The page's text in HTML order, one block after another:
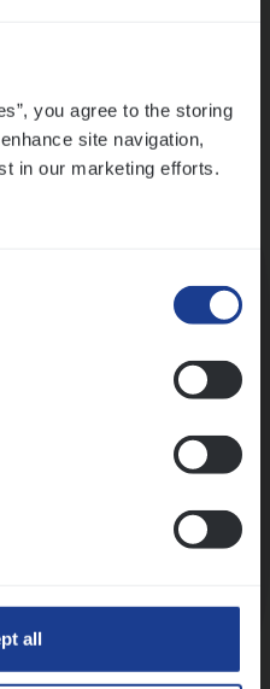
you agree to the storing
site navigation,
in our marketing efforts.
all